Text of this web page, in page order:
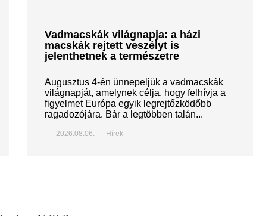
Vadmacskák világnapja: a házi
macskák rejtett veszélyt is
jelenthetnek a természetre
Augusztus 4-én ünnepeljük a vadmacskák
világnapját, amelynek célja, hogy felhívja a
figyelmet Európa egyik legrejtőzködőbb
ragadozójára. Bár a legtöbben talán...
2026.08.06. Hírek